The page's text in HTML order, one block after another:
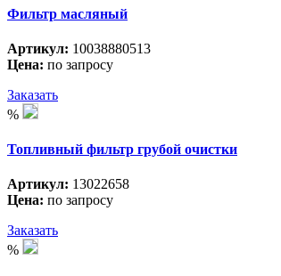
Фильтр масляный
Артикул: 10038880513
Цена: по запросу
Заказать
%
Топливный фильтр грубой очистки
Артикул: 13022658
Цена: по запросу
Заказать
%